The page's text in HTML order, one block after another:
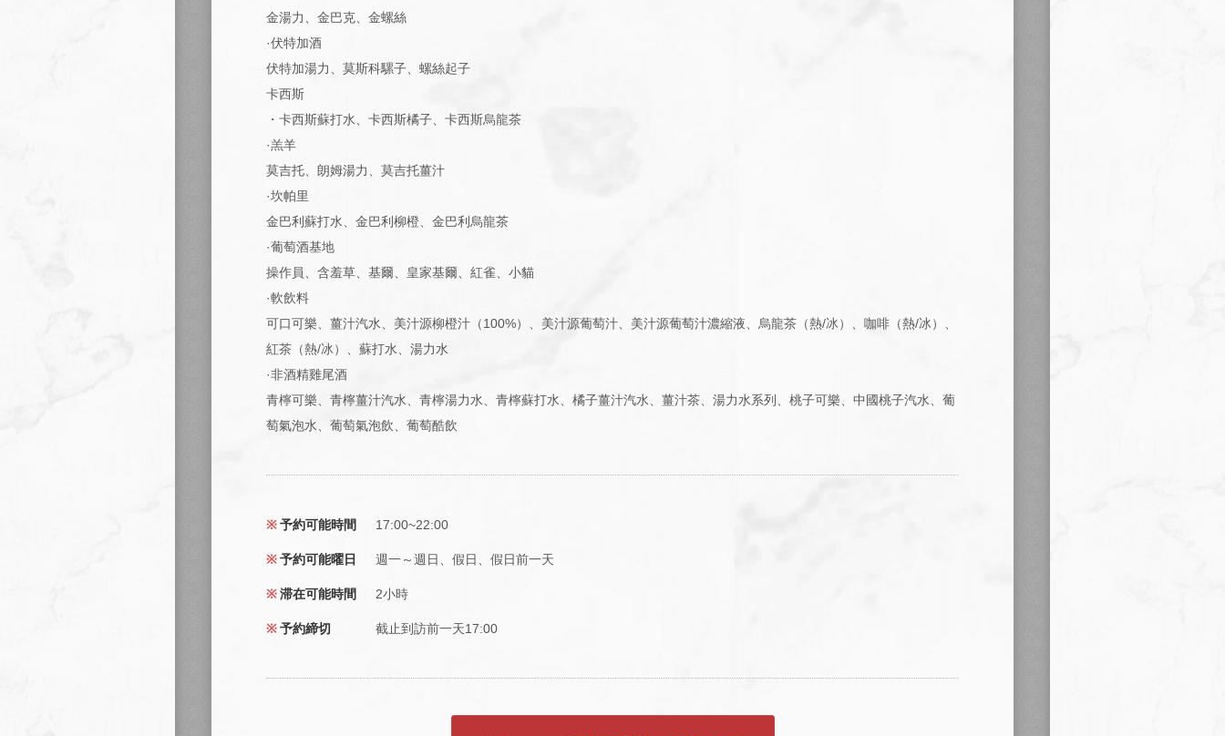
金湯力、金巴克、金螺絲
·伏特加酒
伏特加湯力、莫斯科騾子、螺絲起子
卡西斯
・卡西斯蘇打水、卡西斯橘子、卡西斯烏龍茶
·羔羊
莫吉托、朗姆湯力、莫吉托薑汁
·坎帕里
金巴利蘇打水、金巴利柳橙、金巴利烏龍茶
·葡萄酒基地
操作員、含羞草、基爾、皇家基爾、紅雀、小貓
·軟飲料
可口可樂、薑汁汽水、美汁源柳橙汁（100%）、美汁源葡萄汁、美汁源葡萄汁濃縮液、烏龍茶（熱/冰）、咖啡（熱/冰）、
紅茶（熱/冰）、蘇打水、湯力水
·非酒精雞尾酒
青檸可樂、青檸薑汁汽水、青檸湯力水、青檸蘇打水、橘子薑汁汽水、薑汁茶、湯力水系列、桃子可樂、中國桃子汽水、葡
萄氣泡水、葡萄氣泡飲、葡萄酷飲
予約可能時間 17:00~22:00
予約可能曜日 週一～週日、假日、假日前一天
滞在可能時間 2小時
予約締切 截止到訪前一天17:00